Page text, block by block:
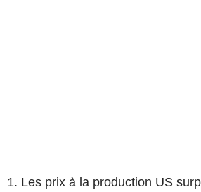
1. Les prix à la production US